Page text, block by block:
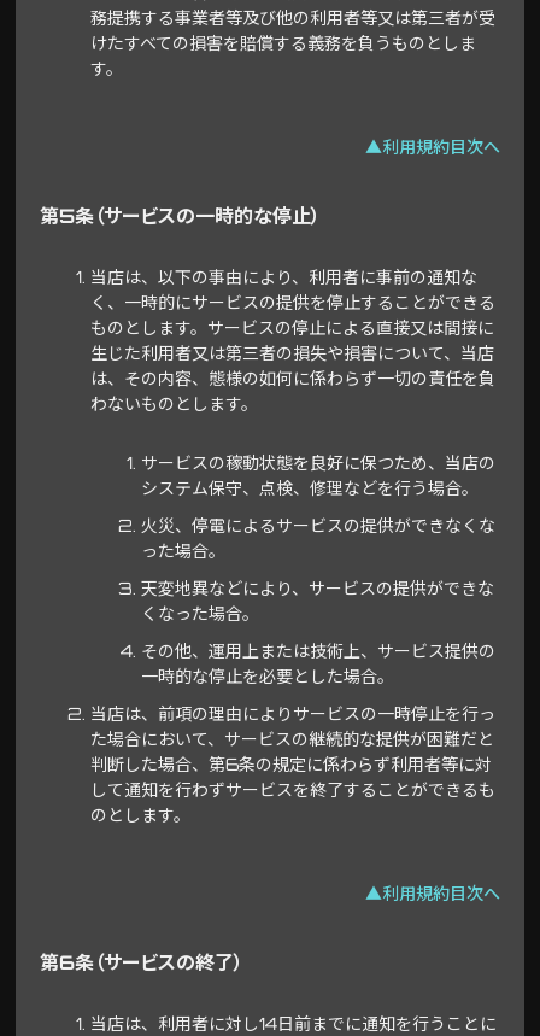
務提携する事業者等及び他の利用者等又は第三者が受
けたすべての損害を賠償する義務を負うものとしま
す。
▲利用規約目次へ
第5条（サービスの一時的な停止）
当店は、以下の事由により、利用者に事前の通知な
く、一時的にサービスの提供を停止することができる
ものとします。サービスの停止による直接又は間接に
生じた利用者又は第三者の損失や損害について、当店
は、その内容、態様の如何に係わらず一切の責任を負
わないものとします。
サービスの稼動状態を良好に保つため、当店の
システム保守、点検、修理などを行う場合。
火災、停電によるサービスの提供ができなくな
った場合。
天変地異などにより、サービスの提供ができな
くなった場合。
その他、運用上または技術上、サービス提供の
一時的な停止を必要とした場合。
当店は、前項の理由によりサービスの一時停止を行っ
た場合において、サービスの継続的な提供が困難だと
判断した場合、第6条の規定に係わらず利用者等に対
して通知を行わずサービスを終了することができるも
のとします。
▲利用規約目次へ
第6条（サービスの終了）
当店は、利用者に対し14日前までに通知を行うことに